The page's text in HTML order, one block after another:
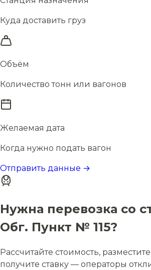
Куда доставить груз
Объём
Количество тонн или вагонов
Желаемая дата
Когда нужно подать вагон
Отправить данные →
Нужна перевозка со
Обг. Пункт № 115?
Рассчитайте стоимость,
получите ставку — операторы